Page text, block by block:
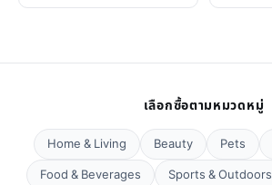
เลือกซื้อตามหมวดหมู่
Home & Living Beauty Pets
Food & Beverages
Sports & Outdoors